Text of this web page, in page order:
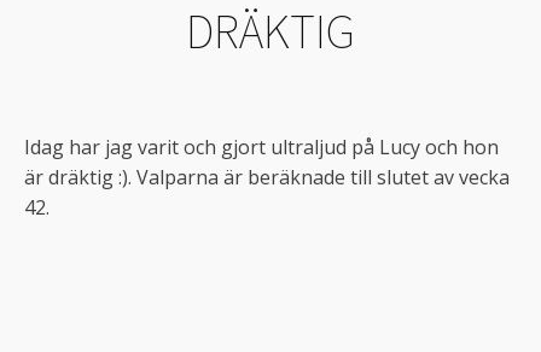
DRÄKTIG
Idag har jag varit och gjort ultraljud på Lucy och hon
är dräktig :). Valparna är beräknade till slutet av vecka
42.